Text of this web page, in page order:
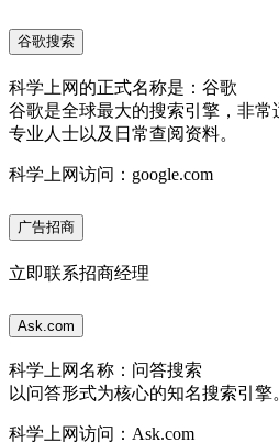
谷歌搜索
科学上网的正式名称是：谷歌
谷歌是全球最大的搜索引擎，非
专业人士以及日常查阅资料。
科学上网访问：google.com
广告招商
立即联系招商经理
Ask.com
科学上网名称：问答搜索
以问答形式为核心的知名搜索引擎
科学上网访问：Ask.com